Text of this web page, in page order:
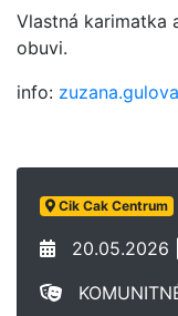
Vlastná karimatka
obuvi.
info:
Cik Cak Centrum
20.05.2026